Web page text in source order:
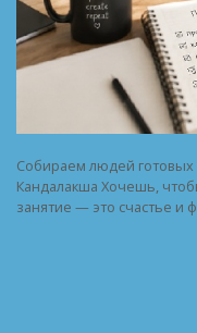
Собираем людей готовых
Кандалакша Хочешь,
занятие — это счастье и